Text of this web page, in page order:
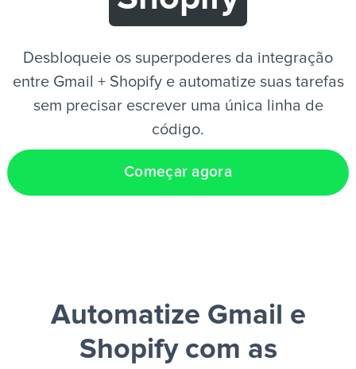
Desbloqueie os superpoderes da integração
entre Gmail + Shopify e automatize suas tarefas
sem precisar escrever uma única linha de
código.
Começar agora
Automatize Gmail e
Shopifycom as